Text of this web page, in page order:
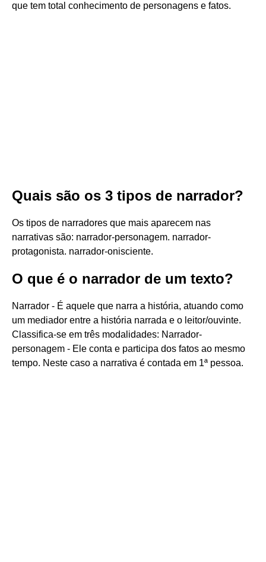
que tem total conhecimento de personagens e fatos.
Quais são os 3 tipos de narrador?
Os tipos de narradores que mais aparecem nas
narrativas são: narrador-personagem. narrador-
protagonista. narrador-onisciente.
O que é o narrador de um texto?
Narrador - É aquele que narra a história, atuando como
um mediador entre a história narrada e o leitor/ouvinte.
Classifica-se em três modalidades: Narrador-
personagem - Ele conta e participa dos fatos ao mesmo
tempo. Neste caso a narrativa é contada em 1ª pessoa.